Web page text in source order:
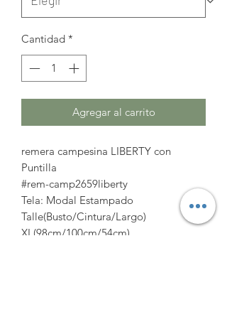
Cantidad *
Agregar al carrito
remera campesina LIBERTY con
Puntilla
#rem-camp2659liberty
Tela: Modal Estampado
Talle(Busto/Cintura/Largo)
XL(98cm/100cm/54cm)